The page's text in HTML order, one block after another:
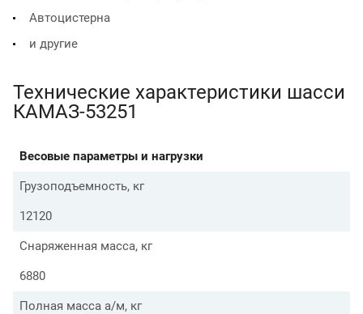
Автоцистерна
и другие
Технические характеристики шасси
КАМАЗ-53251
Весовые параметры и нагрузки
Грузоподъемность, кг
12120
Снаряженная масса, кг
6880
Полная масса а/м, кг